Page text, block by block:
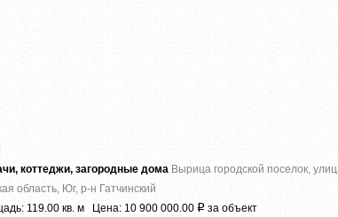
коттеджи, загородные дома Вырица городской поселок,
область, Юг, р-н Гатчинский
119.00 кв. м Цена: 10 900 000.00 Р за объект